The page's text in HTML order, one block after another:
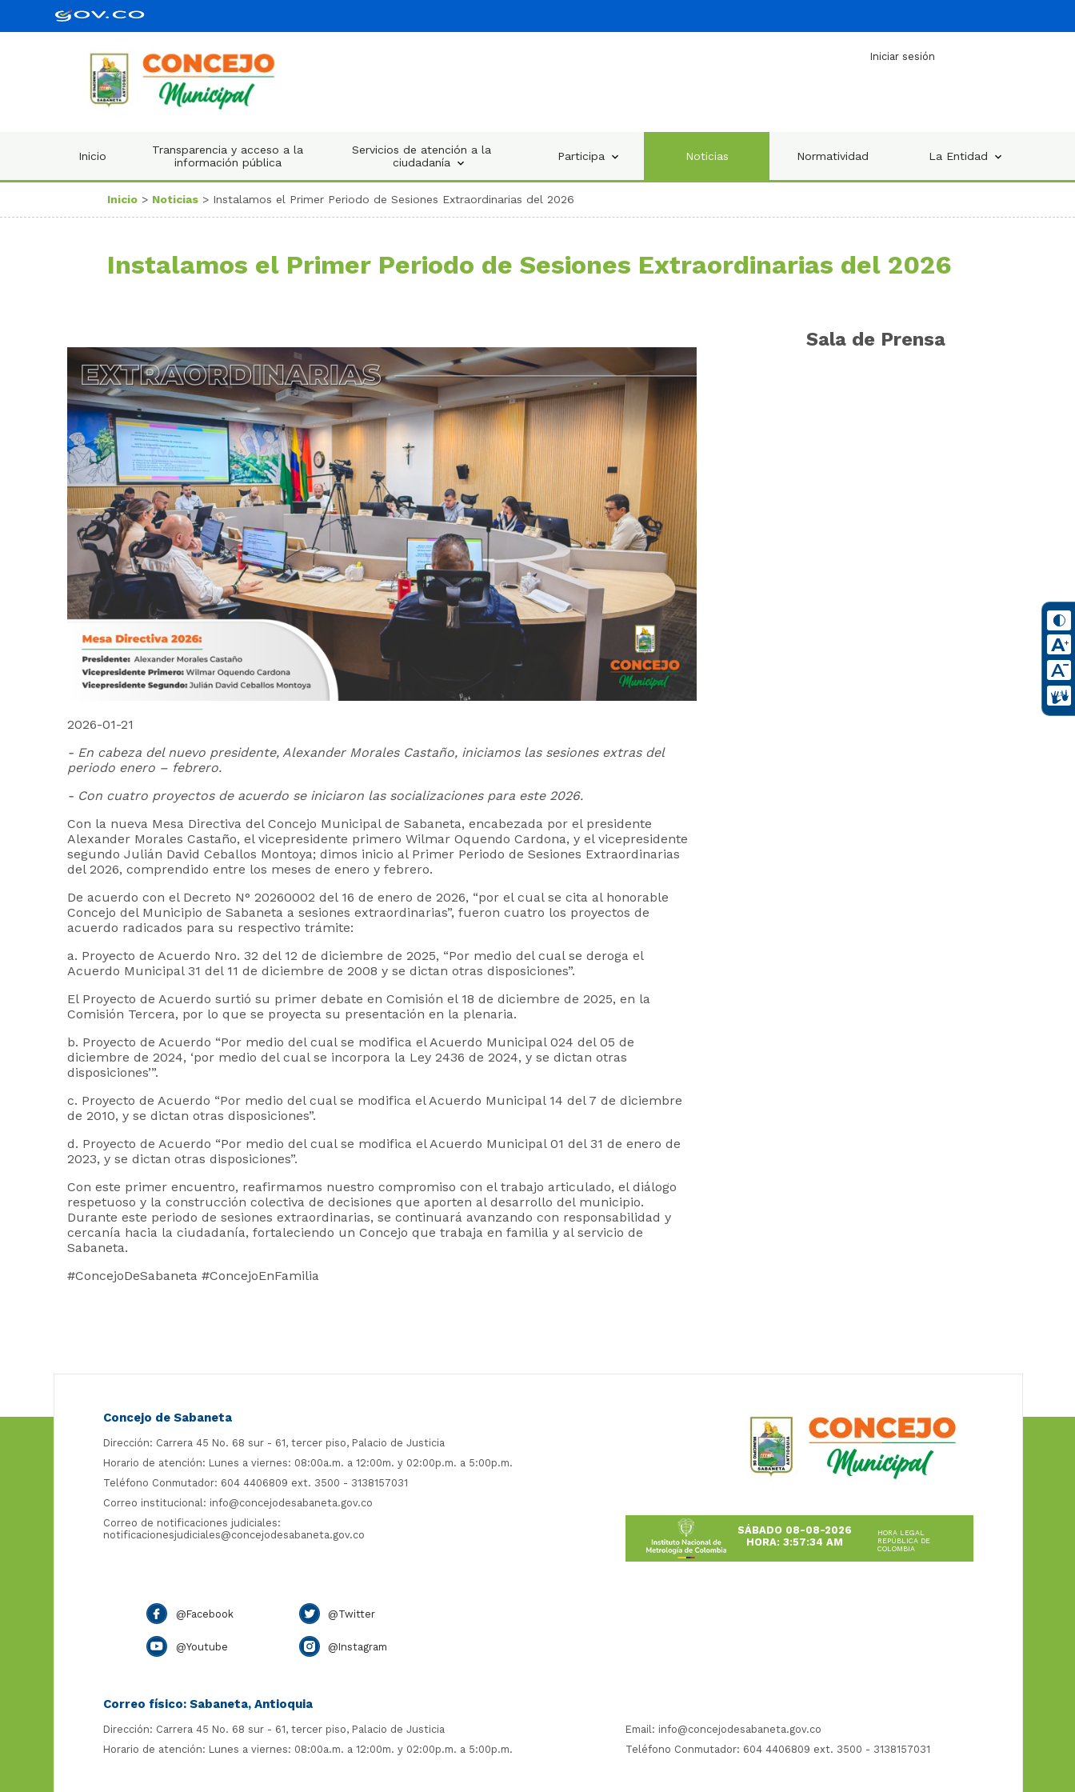
Iniciar sesión
Inicio
Transparencia y acceso a la
información pública
Servicios de atención a la
ciudadanía
Participa Noticias Normatividad La Entidad
Inicio > Noticias > Instalamos el Primer Periodo de Sesiones Extraordinarias del 2026
Instalamos el Primer Periodo de Sesiones Extraordinarias del 2026
2026-01-21
- En cabeza del nuevo presidente, Alexander Morales Castaño, iniciamos las sesiones extras del
periodo enero – febrero.
- Con cuatro proyectos de acuerdo se iniciaron las socializaciones para este 2026.
Con la nueva Mesa Directiva del Concejo Municipal de Sabaneta, encabezada por el presidente
Alexander Morales Castaño, el vicepresidente primero Wilmar Oquendo Cardona, y el vicepresidente
segundo Julián David Ceballos Montoya; dimos inicio al Primer Periodo de Sesiones Extraordinarias
del 2026, comprendido entre los meses de enero y febrero.
De acuerdo con el Decreto N° 20260002 del 16 de enero de 2026, “por el cual se cita al honorable
Concejo del Municipio de Sabaneta a sesiones extraordinarias”, fueron cuatro los proyectos de
acuerdo radicados para su respectivo trámite:
a. Proyecto de Acuerdo Nro. 32 del 12 de diciembre de 2025, “Por medio del cual se deroga el
Acuerdo Municipal 31 del 11 de diciembre de 2008 y se dictan otras disposiciones”.
El Proyecto de Acuerdo surtió su primer debate en Comisión el 18 de diciembre de 2025, en la
Comisión Tercera, por lo que se proyecta su presentación en la plenaria.
b. Proyecto de Acuerdo “Por medio del cual se modifica el Acuerdo Municipal 024 del 05 de
diciembre de 2024, ‘por medio del cual se incorpora la Ley 2436 de 2024, y se dictan otras
disposiciones’”.
c. Proyecto de Acuerdo “Por medio del cual se modifica el Acuerdo Municipal 14 del 7 de diciembre
de 2010, y se dictan otras disposiciones”.
d. Proyecto de Acuerdo “Por medio del cual se modifica el Acuerdo Municipal 01 del 31 de enero de
2023, y se dictan otras disposiciones”.
Con este primer encuentro, reafirmamos nuestro compromiso con el trabajo articulado, el diálogo
respetuoso y la construcción colectiva de decisiones que aporten al desarrollo del municipio.
Durante este periodo de sesiones extraordinarias, se continuará avanzando con responsabilidad y
cercanía hacia la ciudadanía, fortaleciendo un Concejo que trabaja en familia y al servicio de
Sabaneta.
#ConcejoDeSabaneta #ConcejoEnFamilia
Sala de Prensa
Concejo de Sabaneta
Dirección: Carrera 45 No. 68 sur - 61, tercer piso, Palacio de Justicia
Horario de atención: Lunes a viernes: 08:00a.m. a 12:00m. y 02:00p.m. a 5:00p.m.
Teléfono Conmutador: 604 4406809 ext. 3500 - 3138157031
Correo institucional: info@concejodesabaneta.gov.co
Correo de notificaciones judiciales:
notificacionesjudiciales@concejodesabaneta.gov.co
SÁBADO 08-08-2026
HORA: 3:57:34 AM
HORA LEGAL
REPÚBLICA DE
COLOMBIA
@Facebook @Twitter
@Youtube @Instagram
Correo físico: Sabaneta, Antioquia
Dirección: Carrera 45 No. 68 sur - 61, tercer piso, Palacio de Justicia
Horario de atención: Lunes a viernes: 08:00a.m. a 12:00m. y 02:00p.m. a 5:00p.m.
Email: info@concejodesabaneta.gov.co
Teléfono Conmutador: 604 4406809 ext. 3500 - 3138157031